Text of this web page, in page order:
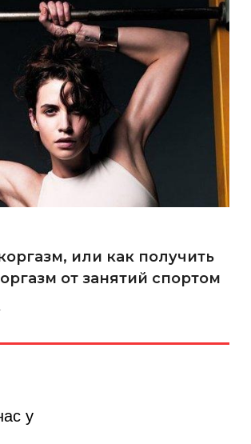
или как получить
от занятий спортом
у